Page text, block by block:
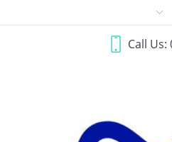
Call Us: